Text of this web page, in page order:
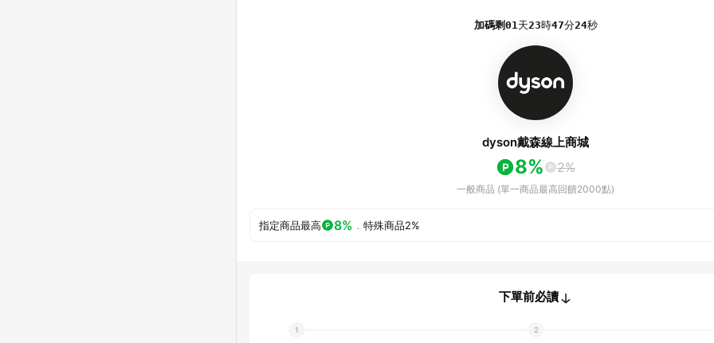
加碼剩01天23時47分24秒
dyson戴森線上商城
8% 2%
一般商品 (單一商品最高回饋2000點)
指定商品最高 8% ． 特殊商品2%
下單前必讀